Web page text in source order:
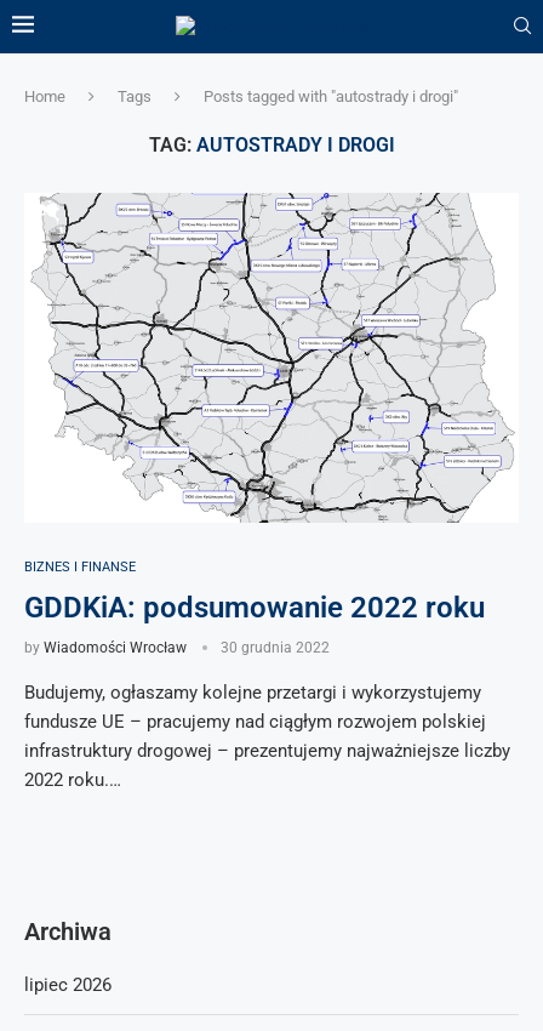
Home Tags Posts tagged with "autostrady i drogi"
TAG: AUTOSTRADY I DROGI
BIZNES I FINANSE
GDDKiA: podsumowanie 2022 roku
by Wiadomości Wrocław 30 grudnia 2022
Budujemy, ogłaszamy kolejne przetargi i wykorzystujemy
fundusze UE – pracujemy nad ciągłym rozwojem polskiej
infrastruktury drogowej – prezentujemy najważniejsze liczby
2022 roku.…
Archiwa
lipiec 2026